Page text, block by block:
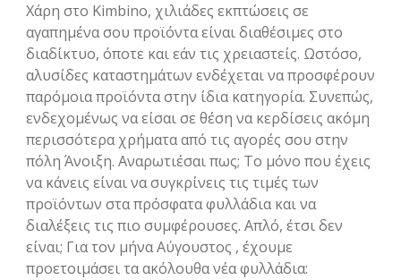
Χάρη στο Kimbino, χιλιάδες εκπτώσεις σε
αγαπημένα σου προϊόντα είναι διαθέσιμες στο
διαδίκτυο, όποτε και εάν τις χρειαστείς. Ωστόσο,
αλυσίδες καταστημάτων ενδέχεται να προσφέρουν
παρόμοια προϊόντα στην ίδια κατηγορία. Συνεπώς,
ενδεχομένως να είσαι σε θέση να κερδίσεις ακόμη
περισσότερα χρήματα από τις αγορές σου στην
πόλη Άνοιξη. Αναρωτιέσαι πως; Το μόνο που έχεις
να κάνεις είναι να συγκρίνεις τις τιμές των
προϊόντων στα πρόσφατα φυλλάδια και να
διαλέξεις τις πιο συμφέρουσες. Απλό, έτσι δεν
είναι; Για τον μήνα Αύγουστος , έχουμε
προετοιμάσει τα ακόλουθα νέα φυλλάδια: